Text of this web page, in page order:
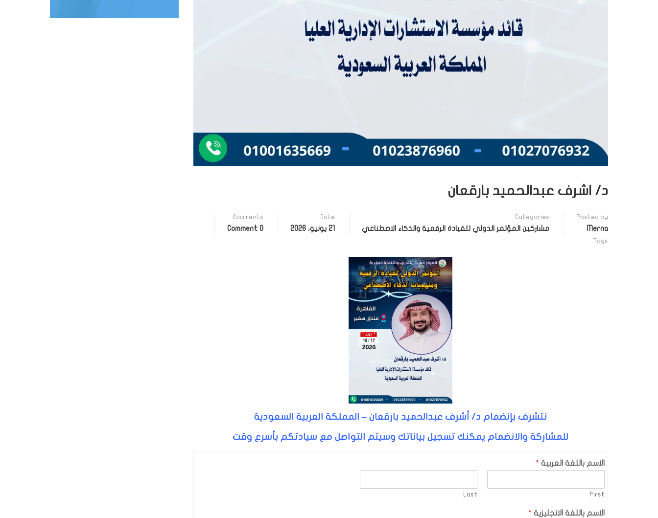
د/ اشرف عبدالحميد بارقعان
Posted by
Merna
Categories
مشاركين المؤتمر الدولي للقيادة الرقمية والذكاء الاصطناعي
Date
21 يونيو، 2026
Comments
0 Comment
Tags
نتشرف بإنضمام د/ أشرف عبدالحميد بارقعان – المملكة العربية السعودية
للمشاركة والانضمام يمكنك تسجيل بياناتك وسيتم التواصل مع سيادتكم بأسرع وقت
الاسم باللغة العربية *
First
Last
الاسم باللغة الانجليزية *